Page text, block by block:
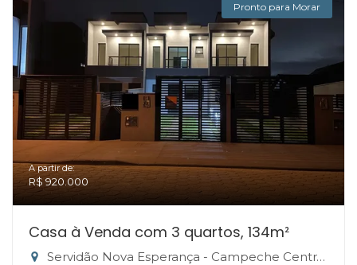
Pronto para Morar
A partir de:
R$ 920.000
Casa à Venda com 3 quartos, 134m²
Servidão Nova Esperança - Campeche Central, Florianópolis-SC